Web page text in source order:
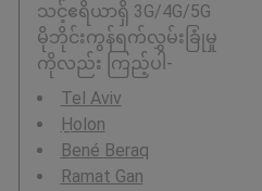
သင့်ဧရိယာရှိ 3G/4G/5G
မိုဘိုင်းကွန်ရက်လွှမ်းခြုံမှု
ကိုလည်း ကြည့်ပါ-
Tel Aviv
H̱olon
Bené Beraq
Ramat Gan